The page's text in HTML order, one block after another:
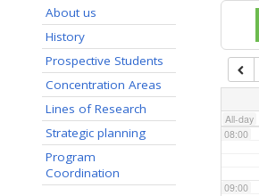
About us
History
Prospective Students
Concentration Areas
Lines of Research
Strategic planning
Program
Coordination
All-day
07:00
08:00
09:00